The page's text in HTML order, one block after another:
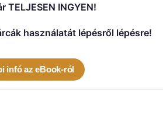
INGYEN!
használatát lépésről lépésre!
infó az eBook-ról